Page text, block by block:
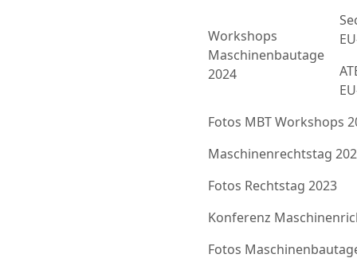
Workshops
Maschinenbautage
2024
Fotos MBT Workshops
Maschinenrechtstag
Fotos Rechtstag 2023
Konferenz
Fotos